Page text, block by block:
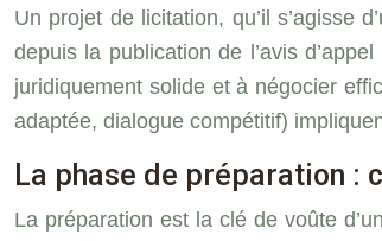
Un projet de licitation, qu’il s’agisse
depuis la publication de l’avis
juridiquement solide et à négocier
adaptée, dialogue compétitif)
La phase de préparation :
La préparation est la clé de voûte